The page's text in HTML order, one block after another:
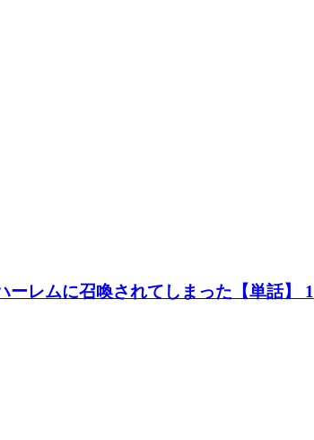
ーレムに召喚されてしまった【単話】 1